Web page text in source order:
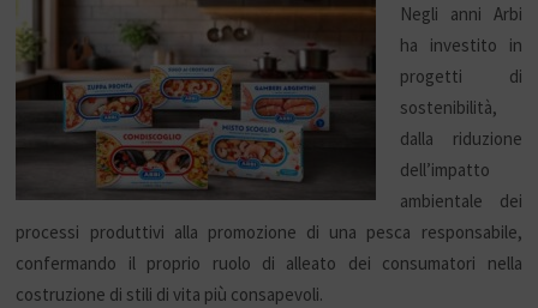
Negli anni Arbi
ha investito in
progetti di
sostenibilità,
dalla riduzione
dell’impatto
ambientale dei
processi produttivi alla promozione di una pesca responsabile,
confermando il proprio ruolo di alleato dei consumatori nella
costruzione di stili di vita più consapevoli.